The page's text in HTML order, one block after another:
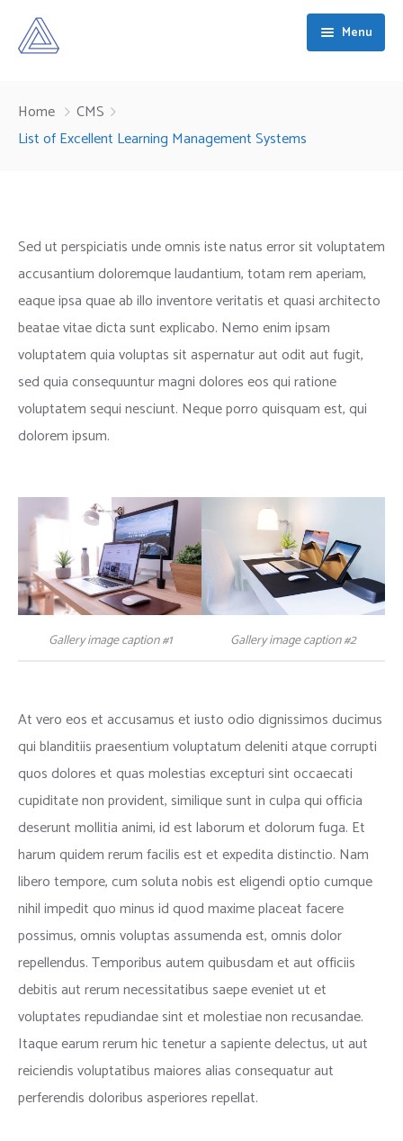
Menu
About
Why Daitech
Armed Forces Covenant
Specialist Operational Support
High-Consequence Mission Support
Contact
Home
CMS
List of Excellent Learning Management Systems
Sed ut perspiciatis unde omnis iste natus error sit voluptatem
accusantium doloremque laudantium, totam rem aperiam,
eaque ipsa quae ab illo inventore veritatis et quasi architecto
beatae vitae dicta sunt explicabo. Nemo enim ipsam
voluptatem quia voluptas sit aspernatur aut odit aut fugit,
sed quia consequuntur magni dolores eos qui ratione
voluptatem sequi nesciunt. Neque porro quisquam est, qui
dolorem ipsum.
Gallery image caption #1 Gallery image caption #2
At vero eos et accusamus et iusto odio dignissimos ducimus
qui blanditiis praesentium voluptatum deleniti atque corrupti
quos dolores et quas molestias excepturi sint occaecati
cupiditate non provident, similique sunt in culpa qui officia
deserunt mollitia animi, id est laborum et dolorum fuga. Et
harum quidem rerum facilis est et expedita distinctio. Nam
libero tempore, cum soluta nobis est eligendi optio cumque
nihil impedit quo minus id quod maxime placeat facere
possimus, omnis voluptas assumenda est, omnis dolor
repellendus. Temporibus autem quibusdam et aut officiis
debitis aut rerum necessitatibus saepe eveniet ut et
voluptates repudiandae sint et molestiae non recusandae.
Itaque earum rerum hic tenetur a sapiente delectus, ut aut
reiciendis voluptatibus maiores alias consequatur aut
perferendis doloribus asperiores repellat.